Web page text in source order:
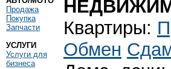
Продажа
Покупка
Запчасти
УСЛУГИ
Услуги для
бизнеса
Квартиры:
Обмен